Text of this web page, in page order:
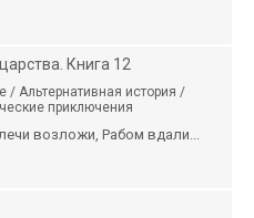
Книга 12
/ Альтернативная история /
приключения
возложи, Рабом вдали...